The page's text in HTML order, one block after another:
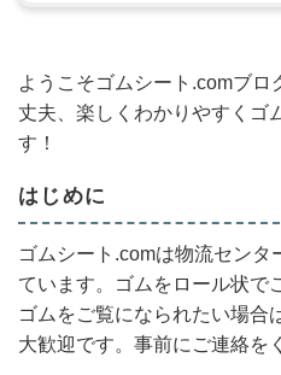
ようこそゴムシート.comブ
丈夫、楽しくわかりやすくゴ
す！
はじめに
ゴムシート.comは物流センタ
ています。ゴムをロール状で
ゴムをご覧になられたい場合
大歓迎です。事前にご連絡を